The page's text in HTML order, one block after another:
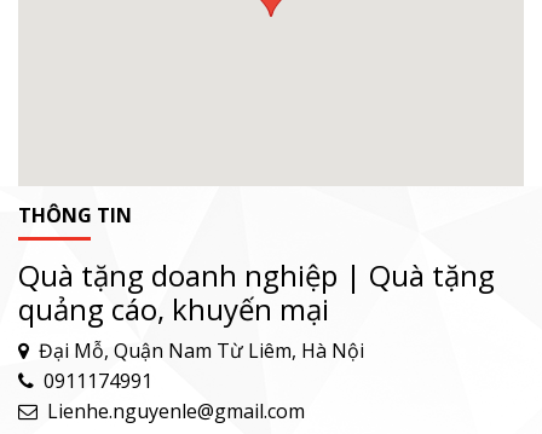
THÔNG TIN
Quà tặng doanh nghiệp | Quà tặng
quảng cáo, khuyến mại
Đại Mỗ, Quận Nam Từ Liêm, Hà Nội
0911174991
Lienhe.nguyenle@gmail.com